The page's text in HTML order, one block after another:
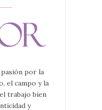
pasión por la
el campo y la
trabajo bien
y